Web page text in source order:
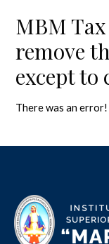
MBM
remove
except to
There was an error!